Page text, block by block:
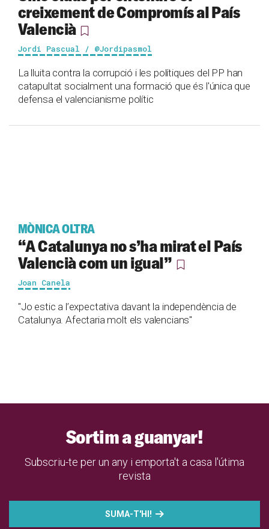
creixement de Compromís al País
Valencià
Jordi Pascual / @Jordipasmol
La lluita contra la corrupció i les polítiques del PP han
catapultat socialment una formació que és l'única que
defensa el valencianisme polític
MÒNICA OLTRA
“A Catalunya no s’ha mirat el País
Valencià com un igual”
Joan Canela
"Jo estic a l’expectativa davant la independència de
Catalunya. Afectaria molt els valencians"
Sortim a guanyar!
Subscriu-te per un any i emporta't a casa l'útima
revista
SUMA-T'HI!